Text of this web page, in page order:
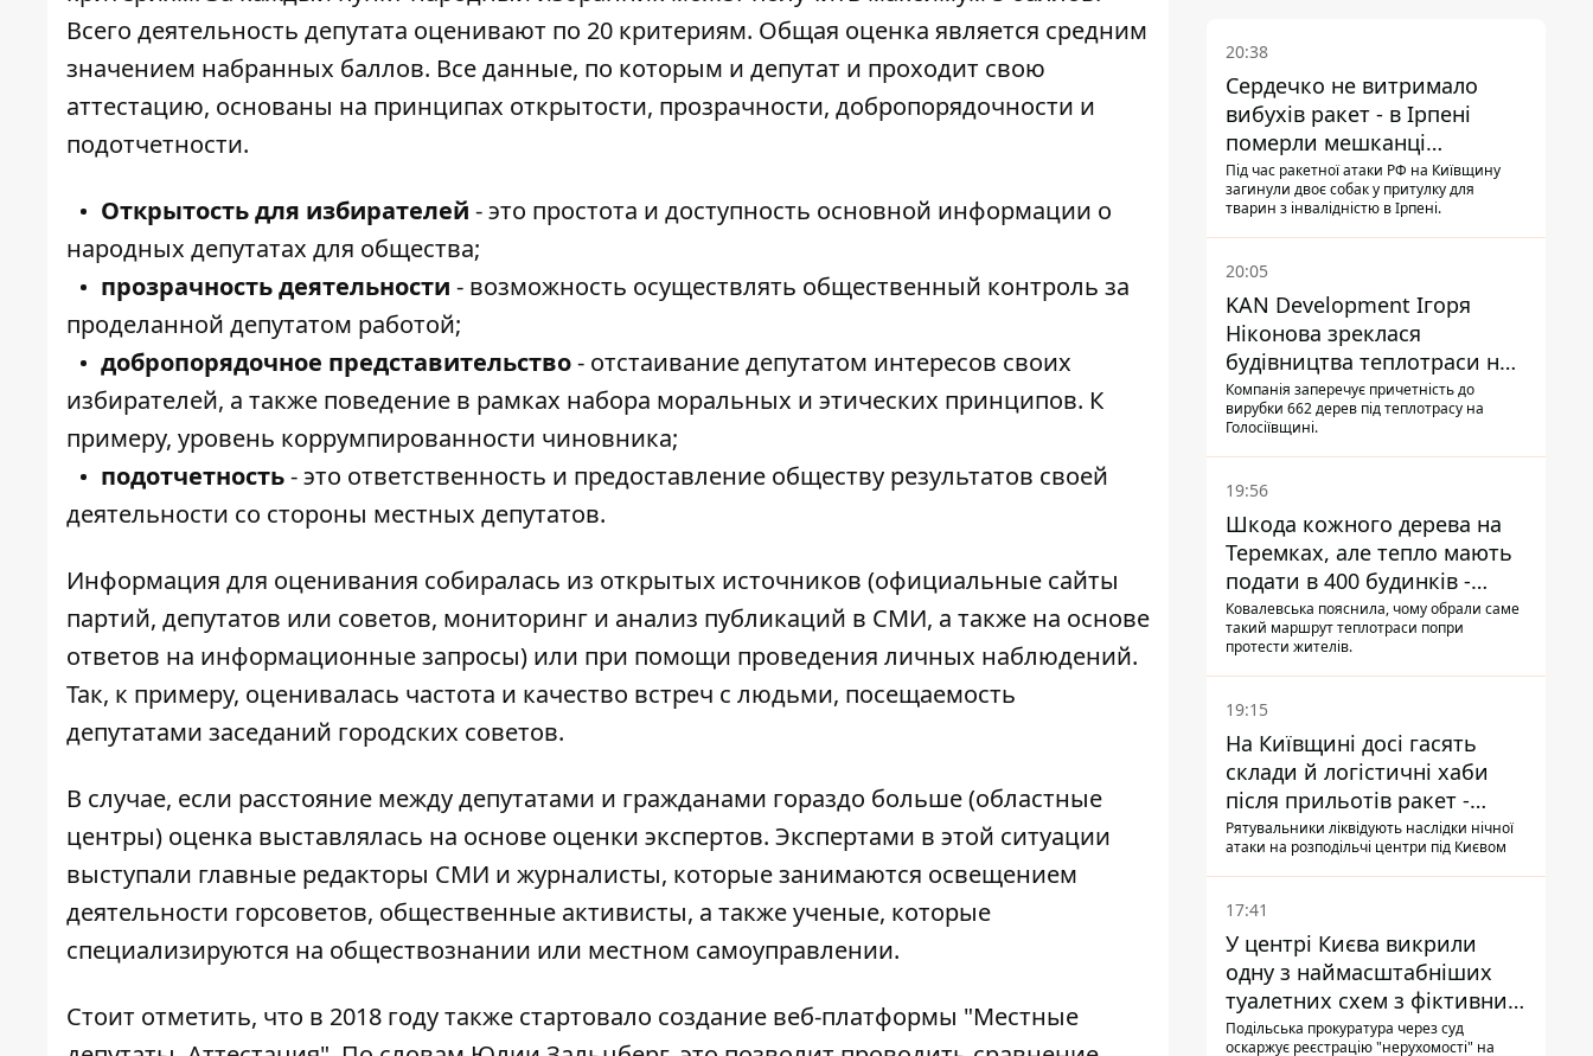
Всего деятельность депутата оценивают по 20 критериям. Общая оценка является средним
значением набранных баллов. Все данные, по которым и депутат и проходит свою
аттестацию, основаны на принципах открытости, прозрачности, добропорядочности и
подотчетности.
Открытость для избирателей - это простота и доступность основной информации о
народных депутатах для общества;
прозрачность деятельности - возможность осуществлять общественный контроль за
проделанной депутатом работой;
добропорядочное представительство- отстаивание депутатом интересов своих
избирателей, а также поведение в рамках набора моральных и этических принципов. К
примеру, уровень коррумпированности чиновника;
подотчетность- это ответственность и предоставление обществу результатов своей
деятельности со стороны местных депутатов.
Информация для оценивания собиралась из открытых источников (официальные сайты
партий, депутатов или советов, мониторинг и анализ публикаций в СМИ, а также на основе
ответов на информационные запросы) или при помощи проведения личных наблюдений.
Так, к примеру, оценивалась частота и качество встреч с людьми, посещаемость
депутатами заседаний городских советов.
В случае, если расстояние между депутатами и гражданами гораздо больше (областные
центры) оценка выставлялась на основе оценки экспертов. Экспертами в этой ситуации
выступали главные редакторы СМИ и журналисты, которые занимаются освещением
деятельности горсоветов, общественные активисты, а также ученые, которые
специализируются на обществознании или местном самоуправлении.
Стоит отметить, что в 2018 году также стартовало создание веб-платформы "Местные
20:38
Сердечко не витримало
вибухів ракет - в Ірпені
померли мешканці
притулку для собак з
інвалідністю
Під час ракетної атаки РФ на Київщину
загинули двоє собак у притулку для
тварин з інвалідністю в Ірпені.
20:05
KAN Development Ігоря
Ніконова зреклася
будівництва теплотраси на
Теремках
Компанія заперечує причетність до
вирубки 662 дерев під теплотрасу на
Голосіївщині.
19:56
Шкода кожного дерева на
Теремках, але тепло мають
подати в 400 будинків -
депутатка Київради
Ковалевська пояснила, чому обрали саме
такий маршрут теплотраси попри
протести жителів.
19:15
На Київщині досі гасять
склади й логістичні хаби
після прильотів ракет -
ДСНС
Рятувальники ліквідують наслідки нічної
атаки на розподільчі центри під Києвом
17:41
У центрі Києва викрили
одну з наймасштабніших
туалетних схем з фіктивним
будинком
Подільська прокуратура через суд
оскаржує реєстрацію "нерухомості" на